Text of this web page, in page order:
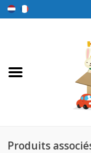
Jouets
Produits